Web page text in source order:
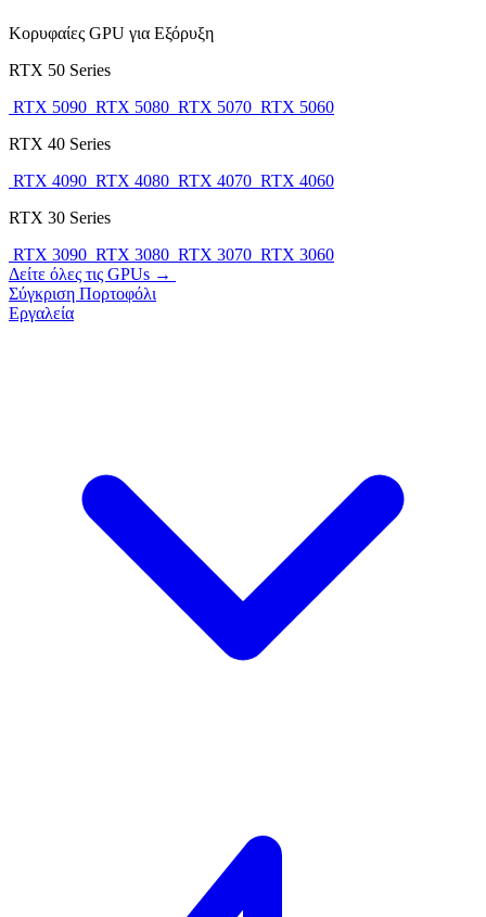
Κορυφαίες GPU για Εξόρυξη
RTX 50 Series
RTX 5090 RTX 5080 RTX 5070 RTX 5060
RTX 40 Series
RTX 4090 RTX 4080 RTX 4070 RTX 4060
RTX 30 Series
RTX 3090 RTX 3080 RTX 3070 RTX 3060
Δείτε όλες τις GPUs →
Σύγκριση Πορτοφόλι
Εργαλεία